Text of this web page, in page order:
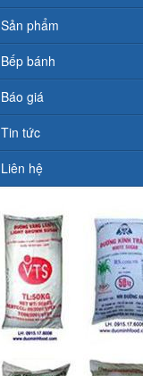
Sản phẩm
Bếp bánh
Báo giá
Tin tức
Liên hệ